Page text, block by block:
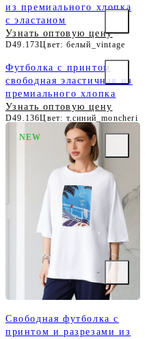
из премиального хлопка
с эластаном
Узнать оптовую цену
D49.173Цвет: белый_vintage
Футболка с принтом
свободная эластичная из
премиального хлопка
Узнать оптовую цену
D49.136Цвет: т.синий_moncheri
Свободная футболка с
принтом и разрезами из
NEW